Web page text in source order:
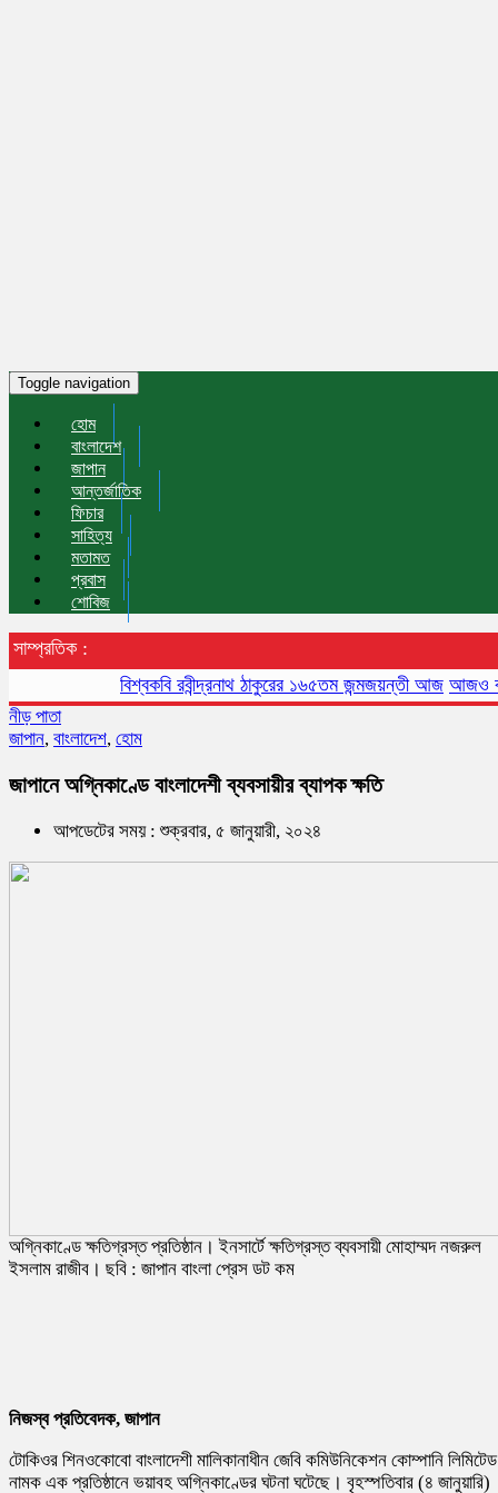
Toggle navigation
হোম
বাংলাদেশ
জাপান
আন্তর্জাতিক
ফিচার
সাহিত্য
মতামত
প্রবাস
শোবিজ
সাম্প্রতিক :
বিশ্বকবি রবীন্দ্রনাথ ঠাকুরের ১৬৫তম জন্মজয়ন্তী আজ আজও বায়ুদূষণে
নীড় পাতা
জাপান, বাংলাদেশ, হোম
জাপানে অগ্নিকাণ্ডে বাংলাদেশী ব্যবসায়ীর ব্যাপক ক্ষতি
আপডেটের সময় : শুক্রবার, ৫ জানুয়ারী, ২০২৪
অগ্নিকাণ্ডে ক্ষতিগ্রস্ত প্রতিষ্ঠান। ইনসার্টে ক্ষতিগ্রস্ত ব্যবসায়ী মোহাম্মদ নজরুল
ইসলাম রাজীব। ছবি : জাপান বাংলা প্রেস ডট কম
নিজস্ব প্রতিবেদক, জাপান
টোকিওর শিনওকোবো বাংলাদেশী মালিকানাধীন জেবি কমিউনিকেশন কোম্পানি লিমিটেড
নামক এক প্রতিষ্ঠানে ভয়াবহ অগ্নিকাণ্ডের ঘটনা ঘটেছে। বৃহস্পতিবার (৪ জানুয়ারি)